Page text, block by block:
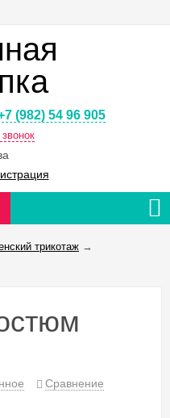
(982) 54 96 905
трикотаж →
Сравнение